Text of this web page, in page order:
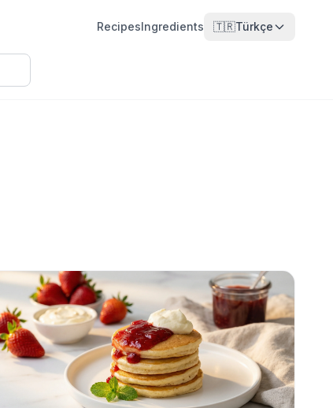
RecipesIngredients 🇹🇷Türkçe